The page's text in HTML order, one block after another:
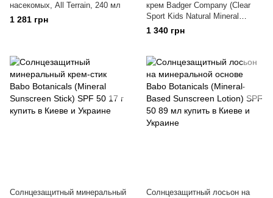
насекомых, All Terrain, 240 мл
1 281 грн
крем Badger Company (Clear
Sport Kids Natural Mineral
Sunscreen Cream) SPF 40 87
мл мандарин и ваниль
1 340 грн
Солнцезащитный минеральный
Солнцезащитный лосьон на